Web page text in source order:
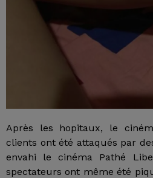
Après les hopitaux, le
clients ont été attaqués par
envahi le cinéma Pathé
spectateurs ont même été